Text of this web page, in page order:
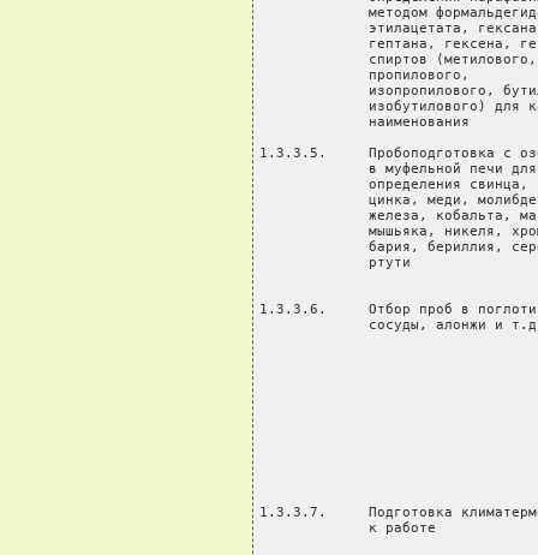
ебра,                кислоты
             ртути